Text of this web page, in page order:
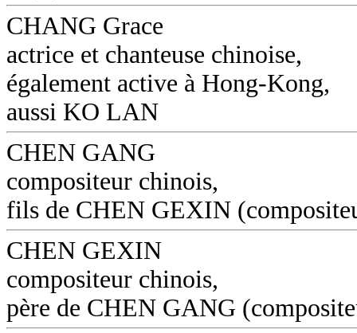
CHANG Grace
actrice et chanteuse chinoise,
également active à Hong-Kong,
aussi KO LAN
CHEN GANG
compositeur chinois,
fils de CHEN GEXIN
CHEN GEXIN
compositeur chinois,
père de CHEN GANG